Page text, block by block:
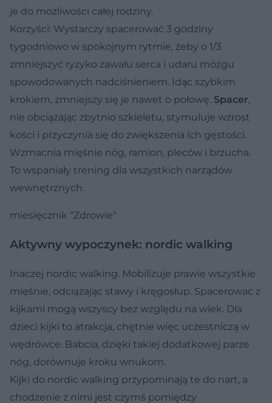
je do możliwości całej rodziny.
Korzyści: Wystarczy spacerować 3 godziny
tygodniowo w spokojnym rytmie, żeby o 1/3
zmniejszyć ryzyko zawału serca i udaru mózgu
spowodowanych nadciśnieniem. Idąc szybkim
krokiem, zmniejszy się je nawet o połowę. Spacer,
nie obciążając zbytnio szkieletu, stymuluje wzrost
kości i przyczynia się do zwiększenia ich gęstości.
Wzmacnia mięśnie nóg, ramion, pleców i brzucha.
To wspaniały trening dla wszystkich narządów
wewnętrznych.
miesięcznik "Zdrowie"
Aktywny wypoczynek: nordic walking
Inaczej nordic walking. Mobilizuje prawie wszystkie
mięśnie, odciążając stawy i kręgosłup. Spacerować z
kijkami mogą wszyscy bez względu na wiek. Dla
dzieci kijki to atrakcja, chętnie więc uczestniczą w
wędrówce. Babcia, dzięki takiej dodatkowej parze
nóg, dorównuje kroku wnukom.
Kijki do nordic walking przypominają te do nart, a
chodzenie z nimi jest czymś pomiędzy